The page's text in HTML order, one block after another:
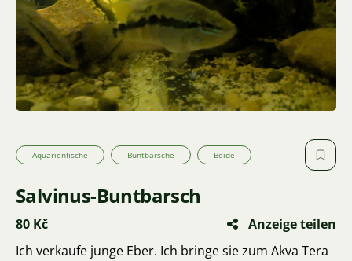
Aquarienfische Buntbarsche Beide
Salvinus-Buntbarsch
80 Kč
Anzeige teilen
Ich verkaufe junge Eber. Ich bringe sie zum Akva Tera